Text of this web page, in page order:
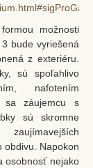
možnosti
bude vyriešená
z exteriéru.
sú spoľahlivo
nafotením
sa záujemcu s
sú skromne
obdivu. Napokon
osobnosť nejako